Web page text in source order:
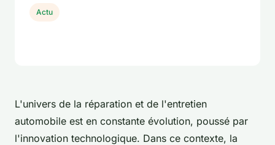
L'univers de la réparation et de l'entretien
automobile est en constante évolution, poussé par
l'innovation technologique. Dans ce contexte, la
Actu